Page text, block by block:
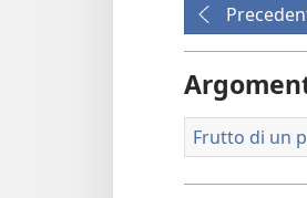
Frutto di un